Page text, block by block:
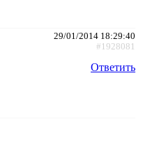
29/01/2014 18:29:40
#1928081
Ответить